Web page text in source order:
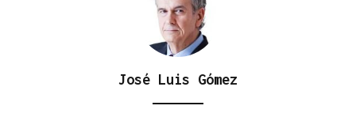
José Luis Gómez